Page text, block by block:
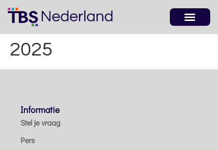
2025
Informatie
Stel je vraag
Pers